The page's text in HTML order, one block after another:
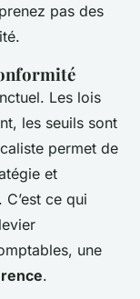
pas des
Les lois
les seuils sont
permet de
et
ce qui
une
.